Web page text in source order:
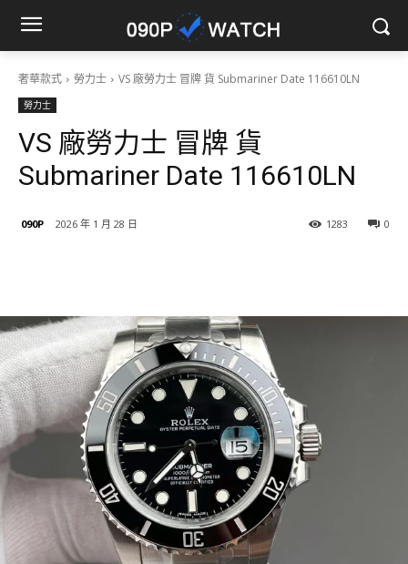
奢華款式 勞力士 VS 廠勞力士 冒牌 貨 Submariner Date 116610LN
勞力士
VS 廠勞力士 冒牌 貨
Submariner Date 116610LN
090P 2026 年 1 月 28 日 0
1283